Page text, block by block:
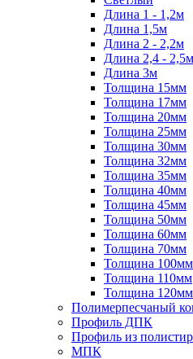
Длина 1 - 1,2м
Длина 1,5м
Длина 2 - 2,2м
Длина 2,4 - 2,5м
Длина 3м
Толщина 15мм
Толщина 17мм
Толщина 20мм
Толщина 25мм
Толщина 30мм
Толщина 32мм
Толщина 35мм
Толщина 40мм
Толщина 45мм
Толщина 50мм
Толщина 60мм
Толщина 70мм
Толщина 100мм
Толщина 110мм
Толщина 120мм
Полимерпесчаный
Профиль ДПК
Профиль из
МПК